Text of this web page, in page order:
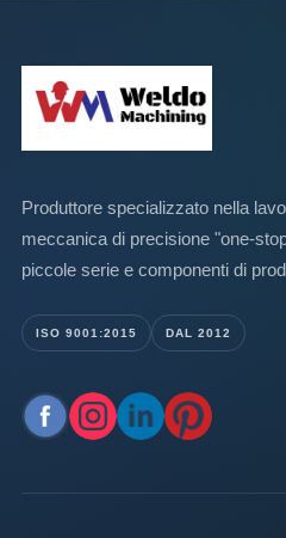
Produttore specializzato nella
meccanica di precisione "one-
piccole serie e componenti di
ISO 9001:2015 DAL 2012